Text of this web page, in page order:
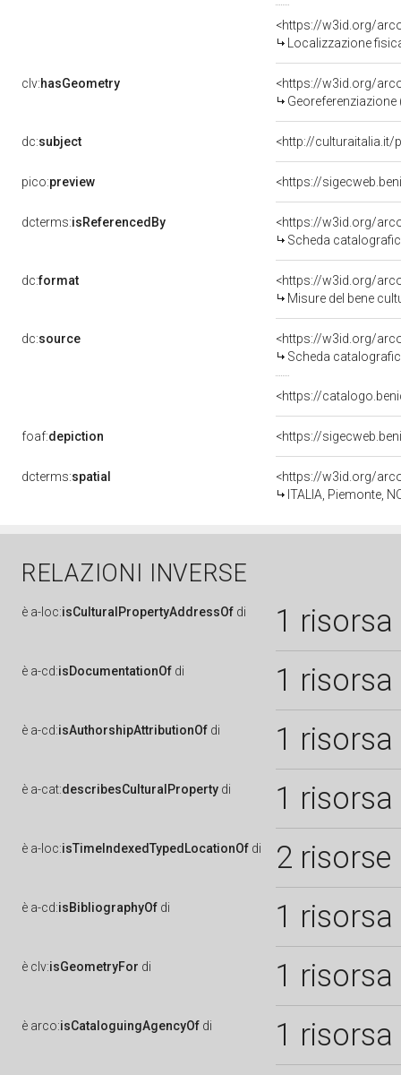
<https://w3id.org/
Localizzazione
clv:hasGeometry
<https://w3id.org/
dc:subject <http://culturaitalia.it/
pico:preview <https://
dcterms:isReferencedBy
<https://w3id.org/
Scheda
dc:format
<https://w3id.org/
Misure del bene
dc:source
<https://w3id.org/
Scheda
<https://
foaf:depiction <https://
dcterms:spatial
<https://w3id.org/
ITALIA, Piemonte,
RELAZIONI INVERSE
è a-loc:isCulturalPropertyAddressOf di 1 risorsa
è a-cd:isDocumentationOf di 1 risorsa
è a-cd:isAuthorshipAttributionOf di 1 risorsa
è a-cat:describesCulturalProperty di 1 risorsa
è a-loc:isTimeIndexedTypedLocationOf di 2 risorse
è a-cd:isBibliographyOf di 1 risorsa
è clv:isGeometryFor di 1 risorsa
è arco:isCataloguingAgencyOf di 1 risorsa